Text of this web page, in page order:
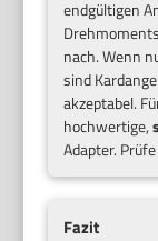
endgültigen
nach. Wenn
sind
akzeptabel.
hochwertige,
Adapter.
Fazit